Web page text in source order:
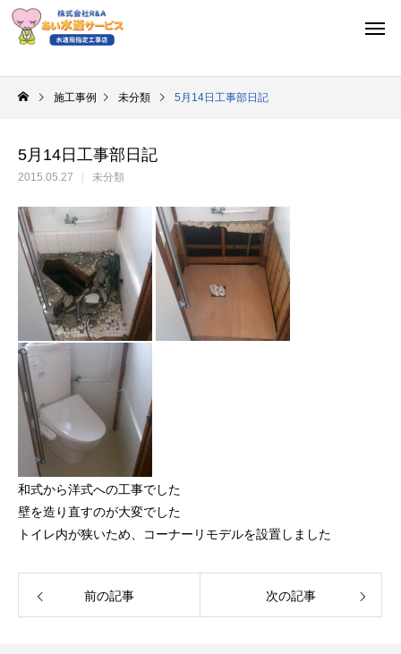
施工事例 未分類 5月14日工事部日記
5月14日工事部日記
2015.05.27 未分類
和式から洋式への工事でした
壁を造り直すのが大変でした
トイレ内が狭いため、コーナーリモデルを設置しました
前の記事 次の記事